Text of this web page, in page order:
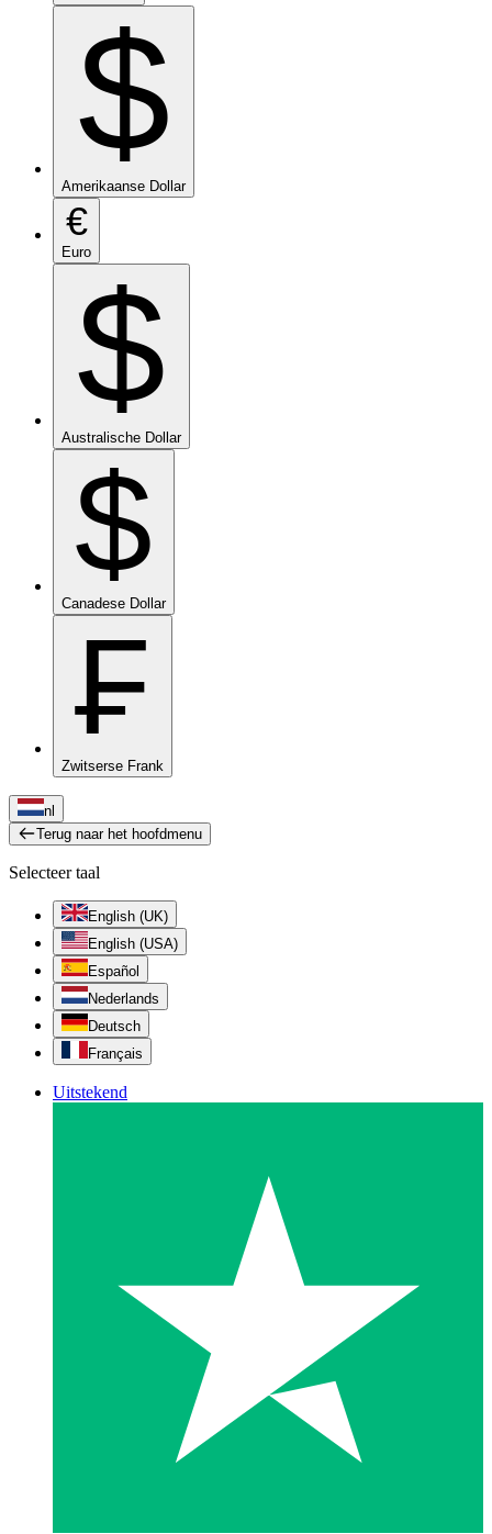
$
Amerikaanse Dollar
€
Euro
$
Australische Dollar
$
Canadese Dollar
₣
Zwitserse Frank
nl
Terug naar het hoofdmenu
Selecteer taal
English (UK)
English (USA)
Español
Nederlands
Deutsch
Français
Uitstekend